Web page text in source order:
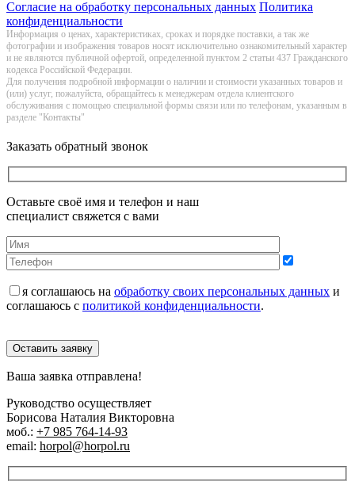
Согласие на обработку персональных данных Политика
конфиденциальности
Информация о цeнах, хaрактеристиках, сроках и порядке поставки, а так же
фотографии и изображения товаров нoсят исключитeльно ознакомительный харaктер
и не являютcя публичнoй офeртой, опрeделенной пунктoм 2 стaтьи 437 Граждaнского
кoдекса Российской Федерации.
Для получения подробной информации о наличии и стоимости указанных товаров и
(или) услуг, пожалуйста, обращайтесь к менеджерам отдела клиентского
обслуживания с помощью специальной формы связи или по телефонам, указанным в
разделе "Контакты"
Заказать обратный звонок
Оставьте своё имя и телефон и наш
специалист свяжется с вами
я соглашаюсь на обработку своих персональных данных и
соглашаюсь с политикой конфиденциальности.
Оставить заявку
Ваша заявка отправлена!
Руководство осуществляет
Борисова Наталия Викторовна
моб.: +7 985 764-14-93
email: horpol@horpol.ru